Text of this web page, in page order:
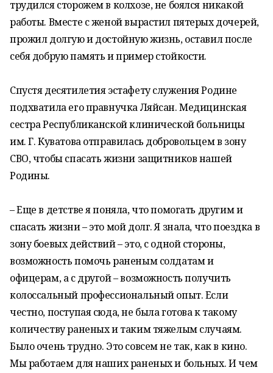
трудился сторожем в колхозе, не боялся никакой
работы. Вместе с женой вырастил пятерых дочерей,
прожил долгую и достойную жизнь, оставил после
себя добрую память и пример стойкости.
Спустя десятилетия эстафету служения Родине
подхватила его правнучка Ляйсан. Медицинская
сестра Республиканской клинической больницы
им. Г. Куватова отправилась добровольцем в зону
СВО, чтобы спасать жизни защитников нашей
Родины.
– Еще в детстве я поняла, что помогать другим и
спасать жизни – это мой долг. Я знала, что поездка в
зону боевых действий – это, с одной стороны,
возможность помочь раненым солдатам и
офицерам, а с другой – возможность получить
колоссальный профессиональный опыт. Если
честно, поступая сюда, не была готова к такому
количеству раненых и таким тяжелым случаям.
Было очень трудно. Это совсем не так, как в кино.
Мы работаем для наших раненых и больных. И чем